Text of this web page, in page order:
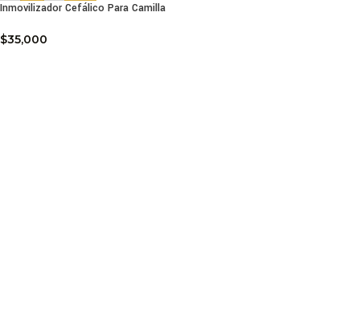
Inmovilizador Cefálico Para Camilla
$35,000